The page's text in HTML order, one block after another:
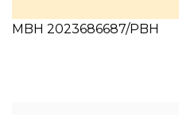
MBH 2023686687/PBH